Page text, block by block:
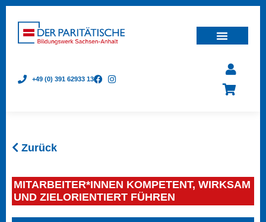
+49 (0) 391 62933 13
Zurück
MITARBEITER*INNEN KOMPETENT, WIRKSAM
UND ZIELORIENTIERT FÜHREN